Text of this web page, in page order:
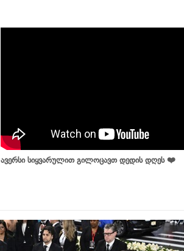
ავერსი სიყვარულით გილოცავთ დედის დღეს ❤️